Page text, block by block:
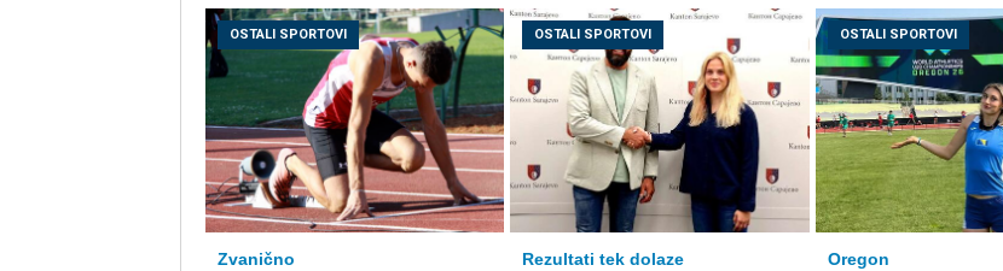
OSTALI SPORTOVI
Zvanično
OSTALI SPORTOVI
Rezultati tek dolaze
OSTALI SPORTOVI
Oregon